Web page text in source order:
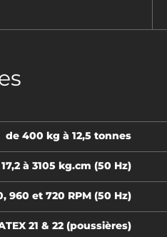
de 400 kg à 12,5 tonnes
à 3105 kg.cm (50 Hz)
960 et 720 RPM (50 Hz)
21 & 22 (poussières)